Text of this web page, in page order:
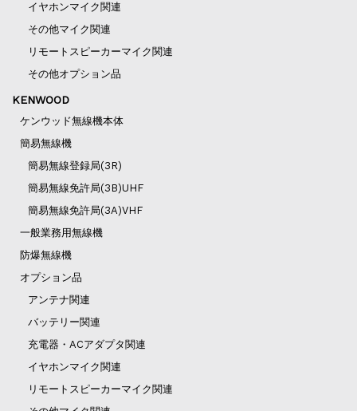
イヤホンマイク関連
その他マイク関連
リモートスピーカーマイク関連
その他オプション品
KENWOOD
ケンウッド無線機本体
簡易無線機
簡易無線登録局(3R)
簡易無線免許局(3B)UHF
簡易無線免許局(3A)VHF
一般業務用無線機
防爆無線機
オプション品
アンテナ関連
バッテリー関連
充電器・ACアダプタ関連
イヤホンマイク関連
リモートスピーカーマイク関連